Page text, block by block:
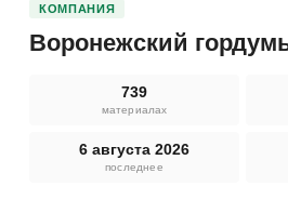
КОМПАНИЯ
Воронежский
739
материалах
6 августа 2026
последнее